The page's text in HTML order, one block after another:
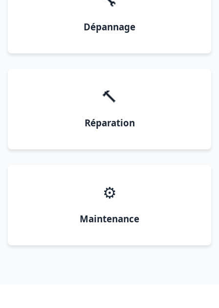
Dépannage
🔨
Réparation
⚙️
Maintenance